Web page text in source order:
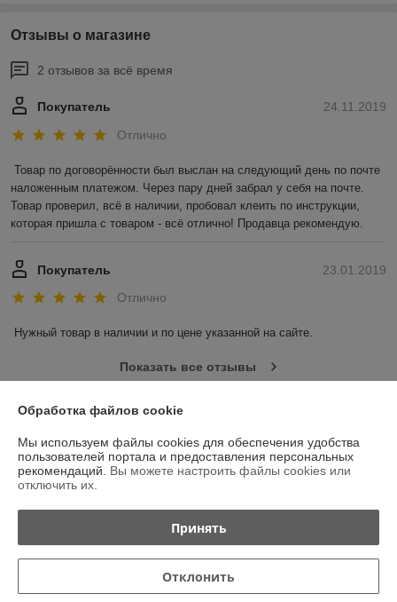
Отзывы о магазине
2 отзывов за всё время
24.11.2019
Покупатель
Отлично
Товар по договорённости был выслан на следующий день по почте
наложенным платежом. Через пару дней забрал у себя на почте.
Товар проверил, всё в наличии, пробовал клеить по инструкции,
которая пришла с товаром - всё отлично! Продавца рекомендую.
23.01.2019
Покупатель
Отлично
Нужный товар в наличии и по цене указанной на сайте.
Показать все отзывы
Контакты
Доставка и оплата
Полная версия сайта
Обработка файлов cookie
Мы используем файлы cookies для обеспечения удобства
пользователей портала и предоставления персональных
рекомендаций. Вы можете настроить файлы cookies или
отключить их.
Принять
Отклонить